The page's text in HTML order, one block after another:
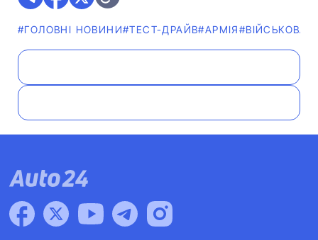
#ГОЛОВНІ НОВИНИ#ТЕСТ-ДРАЙВ#АРМІЯ#ВІЙСЬКОВА